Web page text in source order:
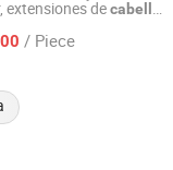
extensiones decabello
a mano de
/ Piece